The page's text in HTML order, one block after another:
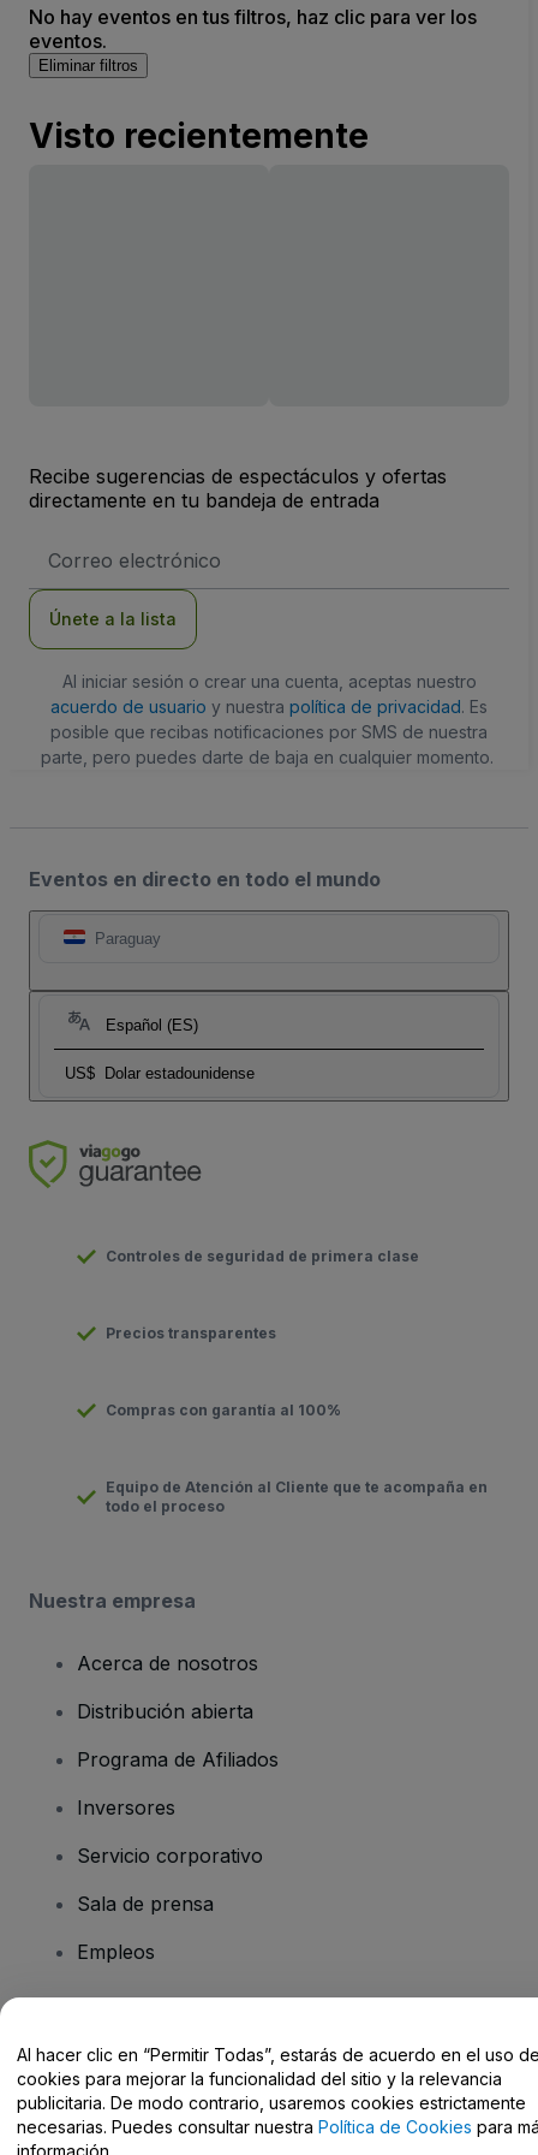
No hay eventos en tus filtros, haz clic para ver los
eventos.
Eliminar filtros
Visto recientemente
Recibe sugerencias de espectáculos y ofertas
directamente en tu bandeja de entrada
de
Únete a la lista
Al iniciar sesión o crear una cuenta, aceptas nuestro
acuerdo de usuario y nuestra política de privacidad. Es
posible que recibas notificaciones por SMS de nuestra
parte, pero puedes darte de baja en cualquier momento.
Eventos en directo en todo el mundo
Paraguay
Español (ES)
US$ Dolar estadounidense
Controles de seguridad de primera clase
Precios transparentes
Compras con garantía al 100%
Equipo de Atención al Cliente que te acompaña en
todo el proceso
Nuestra empresa
Acerca de nosotros
Distribución abierta
Programa de Afiliados
Inversores
Servicio corporativo
Sala de prensa
Empleos
Centro de Ayuda / Contacto
Al hacer clic en “Permitir Todas”, estarás de acuerdo en el uso
cookies para mejorar la funcionalidad del sitio y la relevancia
publicitaria. De modo contrario, usaremos cookies estrictamente
necesarias. Puedes consultar nuestra Política de Cookies para
información.